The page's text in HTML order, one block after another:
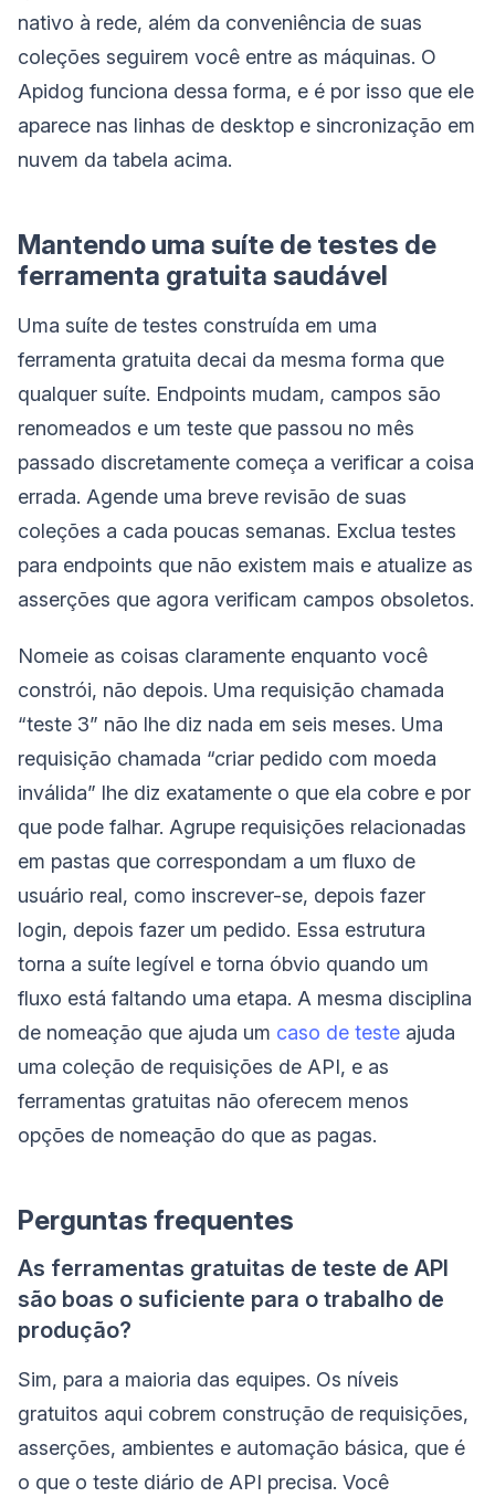
nativo à rede, além da conveniência de suas
coleções seguirem você entre as máquinas. O
Apidog funciona dessa forma, e é por isso que ele
aparece nas linhas de desktop e sincronização em
nuvem da tabela acima.
Mantendo uma suíte de testes de
ferramenta gratuita saudável
Uma suíte de testes construída em uma
ferramenta gratuita decai da mesma forma que
qualquer suíte. Endpoints mudam, campos são
renomeados e um teste que passou no mês
passado discretamente começa a verificar a coisa
errada. Agende uma breve revisão de suas
coleções a cada poucas semanas. Exclua testes
para endpoints que não existem mais e atualize as
asserções que agora verificam campos obsoletos.
Nomeie as coisas claramente enquanto você
constrói, não depois. Uma requisição chamada
“teste 3” não lhe diz nada em seis meses. Uma
requisição chamada “criar pedido com moeda
inválida” lhe diz exatamente o que ela cobre e por
que pode falhar. Agrupe requisições relacionadas
em pastas que correspondam a um fluxo de
usuário real, como inscrever-se, depois fazer
login, depois fazer um pedido. Essa estrutura
torna a suíte legível e torna óbvio quando um
fluxo está faltando uma etapa. A mesma disciplina
de nomeação que ajuda um caso de teste ajuda
uma coleção de requisições de API, e as
ferramentas gratuitas não oferecem menos
opções de nomeação do que as pagas.
Perguntas frequentes
As ferramentas gratuitas de teste de API
são boas o suficiente para o trabalho de
produção?
Sim, para a maioria das equipes. Os níveis
gratuitos aqui cobrem construção de requisições,
asserções, ambientes e automação básica, que é
o que o teste diário de API precisa. Você